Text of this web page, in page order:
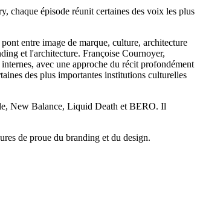
chaque épisode réunit certaines des voix les plus
entre image de marque, culture, architecture
et l'architecture. Françoise Cournoyer,
avec une approche du récit profondément
des plus importantes institutions culturelles
New Balance, Liquid Death et BERO. Il
de proue du branding et du design.